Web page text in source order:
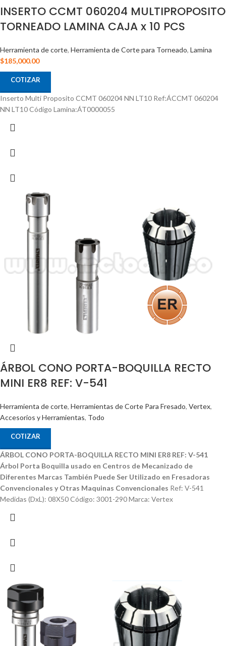
INSERTO CCMT 060204 MULTIPROPOSITO
TORNEADO LAMINA CAJA x 10 PCS
Herramienta de corte, Herramienta de Corte para Torneado, Lamina
$185,000.00
COTIZAR
Inserto Multi Proposito CCMT 060204 NN LT10 Ref:ÁCCMT 060204
NN LT10 Código Lamina:ÁT0000055
ÁRBOL CONO PORTA-BOQUILLA RECTO
MINI ER8 REF: V-541
Herramienta de corte, Herramientas de Corte Para Fresado, Vertex,
Accesorios y Herramientas, Todo
COTIZAR
ÁRBOL CONO PORTA-BOQUILLA RECTO MINI ER8 REF: V-541
Árbol Porta Boquilla usado en Centros de Mecanizado de
Diferentes Marcas También Puede Ser Utilizado en Fresadoras
Convencionales y Otras Maquinas Convencionales Ref: V-541
Medidas (DxL): 08X50 Código: 3001-290 Marca: Vertex